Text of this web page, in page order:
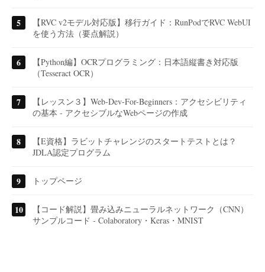
【RVC v2モデル対応版】移行ガイド：RunPodでRVC WebUI
を使う方法（要点解説）
【Python編】OCRプログラミング：日本語縦書き対応版
（Tesseract OCR）
【レッスン３】Web-Dev-For-Beginners：アクセシビリティ
の基本 - アクセシブルなWebページの作成
【E資格】ラビットチャレンジのスタートテストとは？
JDLA認定プログラム
トップページ
【コード解説】畳み込みニューラルネットワーク（CNN）
サンプルコード - Colaboratory・Keras・MNIST